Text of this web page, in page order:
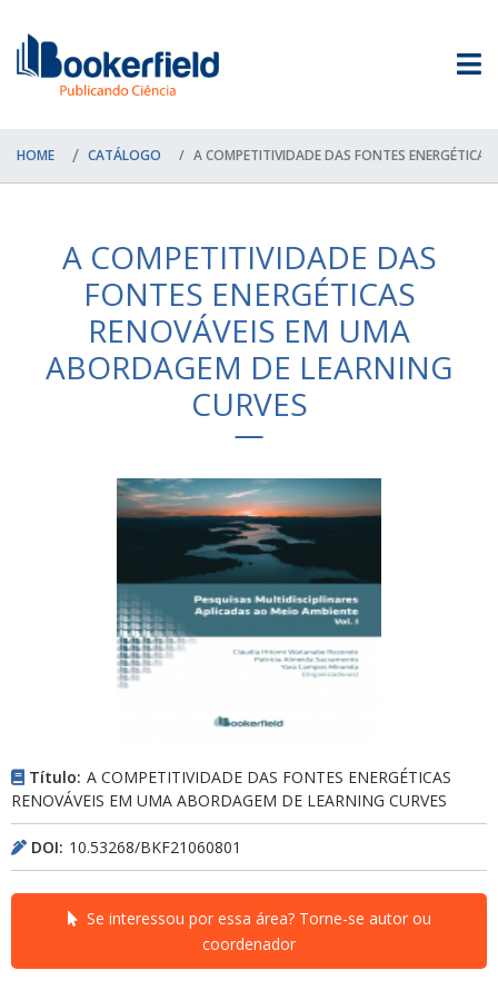
HOME CATÁLOGO A COMPETITIVIDADE DAS FONTES
A COMPETITIVIDADE DAS
FONTES ENERGÉTICAS
RENOVÁVEIS EM UMA
ABORDAGEM DE LEARNING
CURVES
Título: A COMPETITIVIDADE DAS FONTES ENERGÉTICAS
RENOVÁVEIS EM UMA ABORDAGEM DE LEARNING CURVES
DOI: 10.53268/BKF21060801
Se interessou por essa área? Torne-se autor ou
coordenador